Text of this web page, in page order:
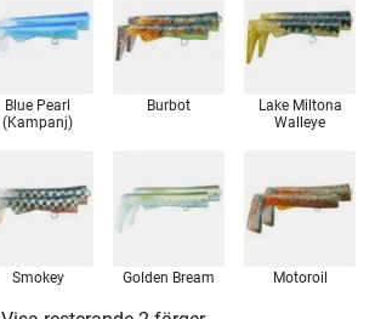
Blue Pearl
(Kampanj)
Burbot
Lake Miltona
Walleye
Smokey Golden Bream Motoroil